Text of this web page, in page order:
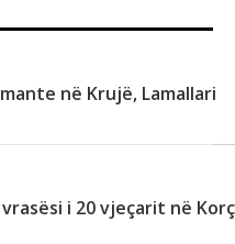
në Krujë, Lamallari
i 20 vjeçarit në